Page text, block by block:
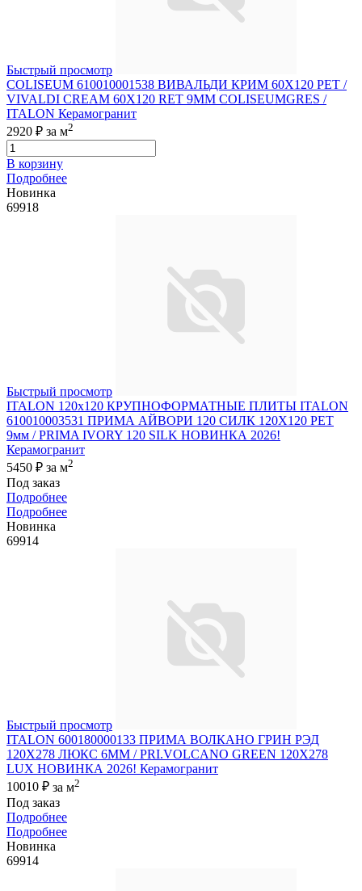
Быстрый просмотр
COLISEUM 610010001538 ВИВАЛЬДИ КРИМ 60X120 РЕТ /
VIVALDI CREAM 60X120 RET 9MM COLISEUMGRES /
ITALON Керамогранит
2920 ₽ за м2
В корзину
Подробнее
Новинка
69918
Быстрый просмотр
ITALON 120x120 КРУПНОФОРМАТНЫЕ ПЛИТЫ ITALON
610010003531 ПРИМА АЙВОРИ 120 СИЛК 120Х120 РЕТ
9мм / PRIMA IVORY 120 SILK НОВИНКА 2026!
Керамогранит
5450 ₽ за м2
Под заказ
Подробнее
Подробнее
Новинка
69914
Быстрый просмотр
ITALON 600180000133 ПРИМА ВОЛКАНО ГРИН РЭД
120X278 ЛЮКС 6ММ / PRI.VOLCANO GREEN 120X278
LUX НОВИНКА 2026! Керамогранит
10010 ₽ за м2
Под заказ
Подробнее
Подробнее
Новинка
69914